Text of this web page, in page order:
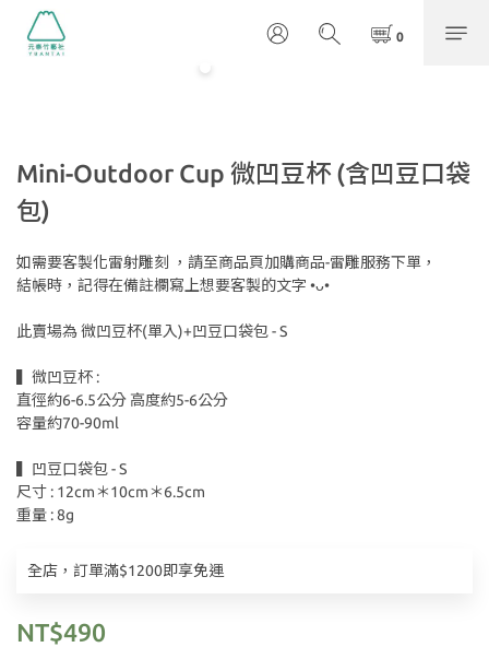
Mini-Outdoor Cup 微凹豆杯 (含凹豆口袋
包)
如需要客製化雷射雕刻 ，請至商品頁加購商品-雷雕服務下單，
結帳時，記得在備註欄寫上想要客製的文字 •ᴗ•
此賣場為 微凹豆杯(單入)+凹豆口袋包 - S
▍微凹豆杯 :
直徑約6-6.5公分 高度約5-6公分
容量約70-90ml
▍凹豆口袋包 - S
尺寸 : 12cm＊10cm＊6.5cm
重量 : 8g
全店，訂單滿$1200即享免運
NT$490